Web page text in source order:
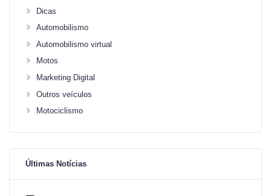
Dicas
Automobilismo
Automobilismo virtual
Motos
Marketing Digital
Outros veículos
Motociclismo
Últimas Notícias